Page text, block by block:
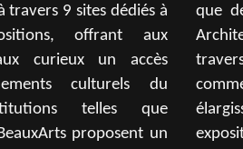
travers 9 sites dédiés à
offrant aux
curieux un accès
culturels du
telles que
proposent un
Marie France et
les visiteurs à
Des plateformes
et Mon Paris Joli
en couvrant les
y compris en